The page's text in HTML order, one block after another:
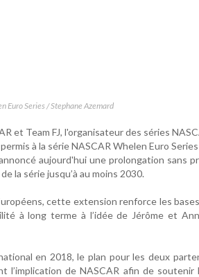
Euro Series / Stephane Azemard
et Team FJ, l'organisateur des séries
à la série NASCAR Whelen Euro
aujourd'hui une prolongation sans
la série jusqu’à au moins 2030.
cette extension renforce les
à long terme à l’idée de Jérôme et
en 2018, le plan pour les deux
de NASCAR afin de soutenir